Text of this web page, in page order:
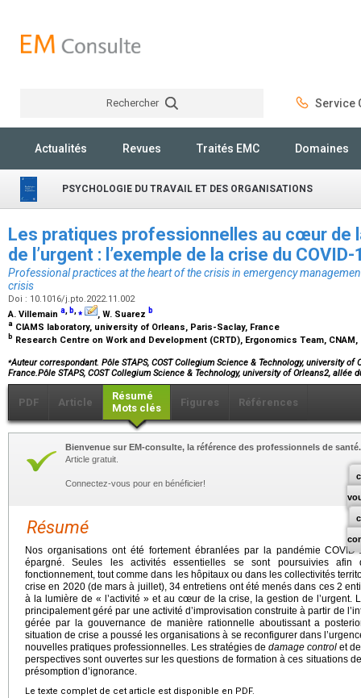
Rechercher Service
Actualités Revues Traités EMC Domaines
PSYCHOLOGIE DU TRAVAIL ET DES ORGANISATIONS
Les pratiques professionnelles au cœur de
de l’urgent : l’exemple de la crise du
Professional practices at the heart of the crisis in emergency
crisis
Doi : 10.1016/j.pto.2022.11.002
A. Villemain a, b,⁎ , W. Suarez b
a CIAMS laboratory, university of Orleans, Paris-Saclay, France
b Research Centre on Work and Development (CRTD), Ergonomics Team,
⁎Auteur correspondant. Pôle STAPS, COST Collegium Science & Technology, university of
France.Pôle STAPS, COST Collegium Science & Technology, university of Orleans2, allée
PDF Article
Résumé
Mots clés
Figures Références
Bienvenue sur EM-consulte, la référence des professionnels de santé.
Article gratuit.
Connectez-vous pour en bénéficier!
Résumé
Nos organisations ont été fortement ébranlées par la pandémie
épargné. Seules les activités essentielles se sont poursuivies
fonctionnement, tout comme dans les hôpitaux ou dans les collectivités
crise en 2020 (de mars à juillet), 34 entretiens ont été menés dans ces 2
à la lumière de « l’activité » et au cœur de la crise, la gestion de l’urgent.
principalement géré par une activité d’improvisation construite à partir de
gérée par la gouvernance de manière rationnelle aboutissant a
situation de crise a poussé les organisations à se reconfigurer dans
nouvelles pratiques professionnelles. Les stratégies de damage control et
perspectives sont ouvertes sur les questions de formation à ces situations
présomption d’ignorance.
Le texte complet de cet article est disponible en PDF.